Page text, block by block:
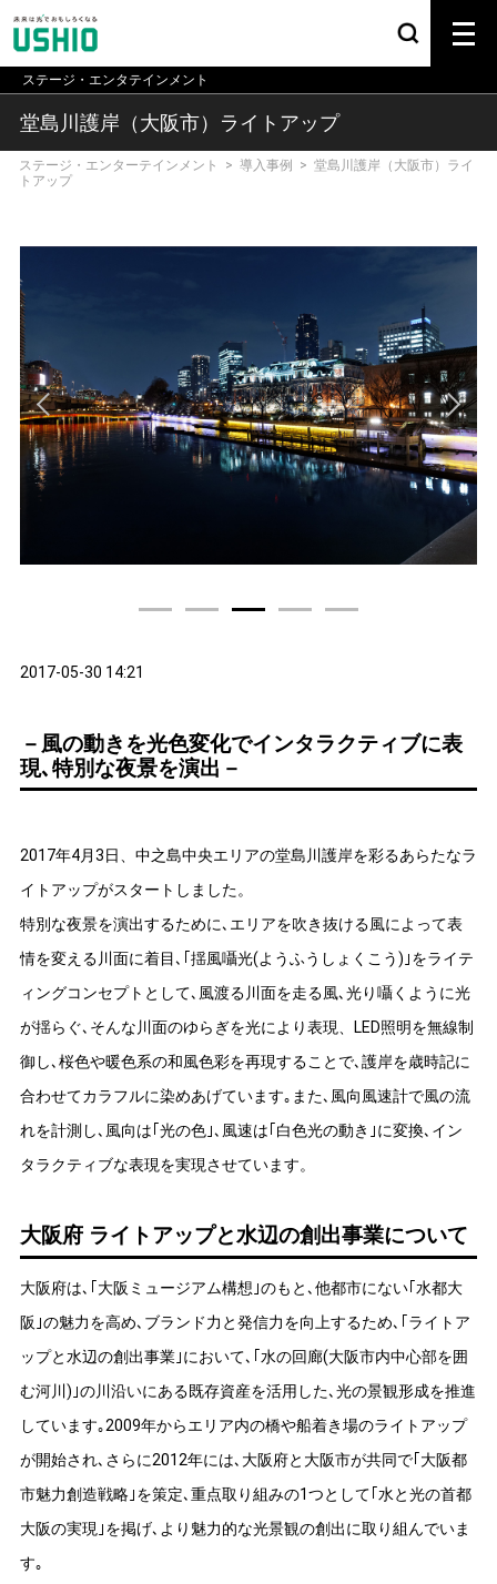
ステージ・エンタテインメント
堂島川護岸（大阪市）ライトアップ
ステージ・エンターテインメント > 導入事例 > 堂島川護岸（大阪市）ライ
トアップ
2017-05-30 14:21
－風の動きを光色変化でインタラクティブに表
現､特別な夜景を演出－
2017年4月3日、中之島中央エリアの堂島川護岸を彩るあらたなラ
イトアップがスタートしました。
特別な夜景を演出するために､エリアを吹き抜ける風によって表
情を変える川面に着目､｢揺風囁光(ようふうしょくこう)｣をライテ
ィングコンセプトとして､風渡る川面を走る風､光り囁くように光
が揺らぐ､そんな川面のゆらぎを光により表現、LED照明を無線制
御し､桜色や暖色系の和風色彩を再現することで､護岸を歳時記に
合わせてカラフルに染めあげています｡また､風向風速計で風の流
れを計測し､風向は｢光の色｣､風速は｢白色光の動き｣に変換､イン
タラクティブな表現を実現させています。
大阪府 ライトアップと水辺の創出事業について
大阪府は､｢大阪ミュージアム構想｣のもと､他都市にない｢水都大
阪｣の魅力を高め､ブランド力と発信力を向上するため､｢ライトア
ップと水辺の創出事業｣において､｢水の回廊(大阪市内中心部を囲
む河川)｣の川沿いにある既存資産を活用した､光の景観形成を推進
しています｡2009年からエリア内の橋や船着き場のライトアップ
が開始され､さらに2012年には､大阪府と大阪市が共同で｢大阪都
市魅力創造戦略｣を策定､重点取り組みの1つとして｢水と光の首都
大阪の実現｣を掲げ､より魅力的な光景観の創出に取り組んでいま
す｡